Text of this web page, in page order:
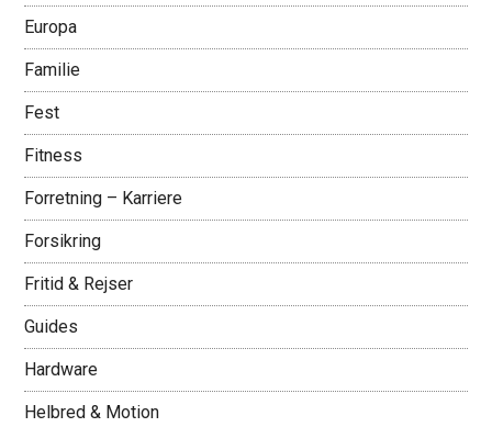
Europa
Familie
Fest
Fitness
Forretning – Karriere
Forsikring
Fritid & Rejser
Guides
Hardware
Helbred & Motion